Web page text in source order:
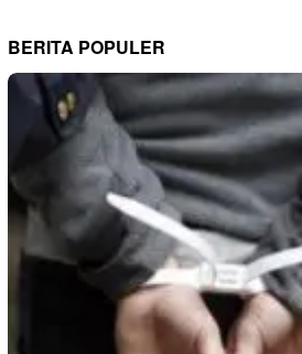
BERITA POPULER